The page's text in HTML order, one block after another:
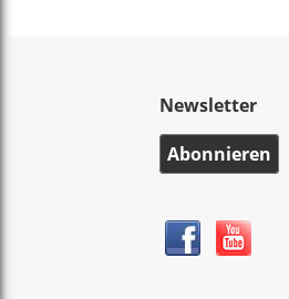
Newsletter
Abonnieren